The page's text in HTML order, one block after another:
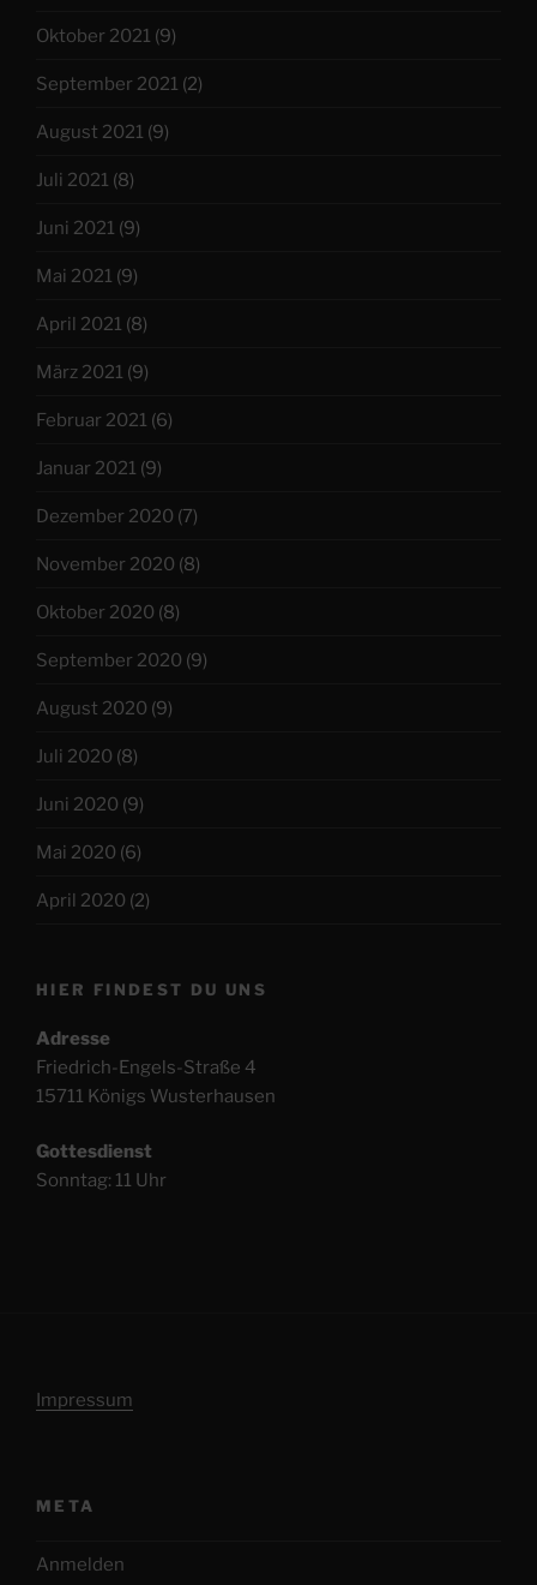
Oktober 2021 (9)
September 2021 (2)
August 2021 (9)
Juli 2021 (8)
Juni 2021 (9)
Mai 2021 (9)
April 2021 (8)
März 2021 (9)
Februar 2021 (6)
Januar 2021 (9)
Dezember 2020 (7)
November 2020 (8)
Oktober 2020 (8)
September 2020 (9)
August 2020 (9)
Juli 2020 (8)
Juni 2020 (9)
Mai 2020 (6)
April 2020 (2)
HIER FINDEST DU UNS
Adresse
Friedrich-Engels-Straße 4
15711 Königs Wusterhausen
Gottesdienst
Sonntag: 11 Uhr
Impressum
META
Anmelden